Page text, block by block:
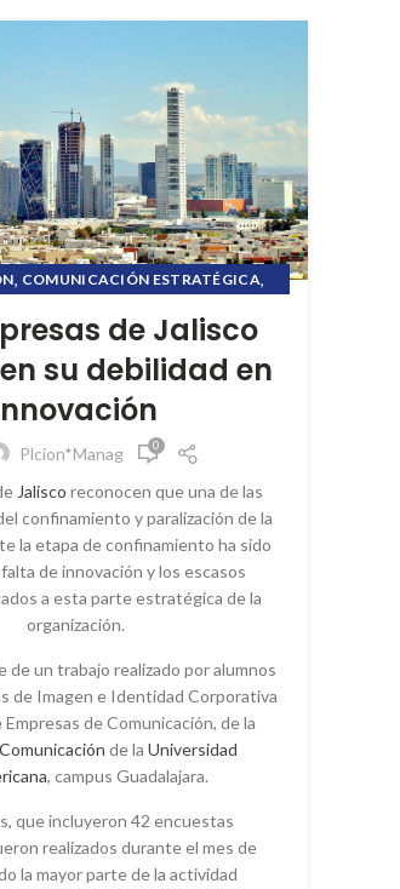
, COMUNICACIÓN ESTRATÉGICA,
,FORMACION ONLINE,
FINANCIERA ,PL COMUNICACIÓN,
,RELACIONES PÚBLICAS
UNIVERSIDAD PANAMERICANA
de Jalisco
su debilidad en
Plcion*Manag 0
Jalisco reconocen que una de las
confinamiento y paralización de la
la etapa de confinamiento ha sido
de innovación y los escasos
a esta parte estratégica de la
organización.
de un trabajo realizado por alumnos
de Imagen e Identidad Corporativa
de Comunicación, de la
de la Universidad
, campus Guadalajara.
que incluyeron 42 encuestas
realizados durante el mes de
la mayor parte de la actividad